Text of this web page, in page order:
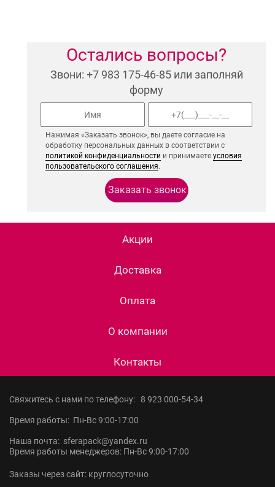
Остались вопросы?
Звони: +7 983 175-46-85 или заполняй
форму
Нажимая «Заказать звонок», вы даете согласие на
обработку персональных данных в соответствии с
политикой конфиденциальности и принимаетеусловия
пользовательского соглашения.
Акции
Доставка
Оплата
О компании
Контакты
Свяжитесь с нами по телефону: 8 923 000-54-34
Время работы: Пн-Вс 9:00-17:00
Наша почта: sferapack@yandex.ru
Время работы менеджеров: Пн-Вс 9:00-17:00
Заказы через сайт: круглосуточно